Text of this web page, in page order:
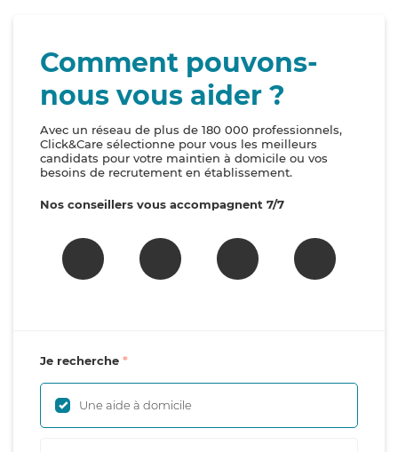
Comment pouvons-
nous vous aider ?
Avec un réseau de plus de 180 000 professionnels,
Click&Care sélectionne pour vous les meilleurs
candidats pour votre maintien à domicile ou vos
besoins de recrutement en établissement.
Nos conseillers vous accompagnent 7/7
Je recherche
Une aide à domicile